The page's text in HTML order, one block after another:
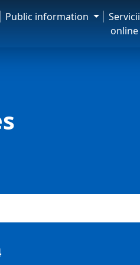
Public information
Servicii
online